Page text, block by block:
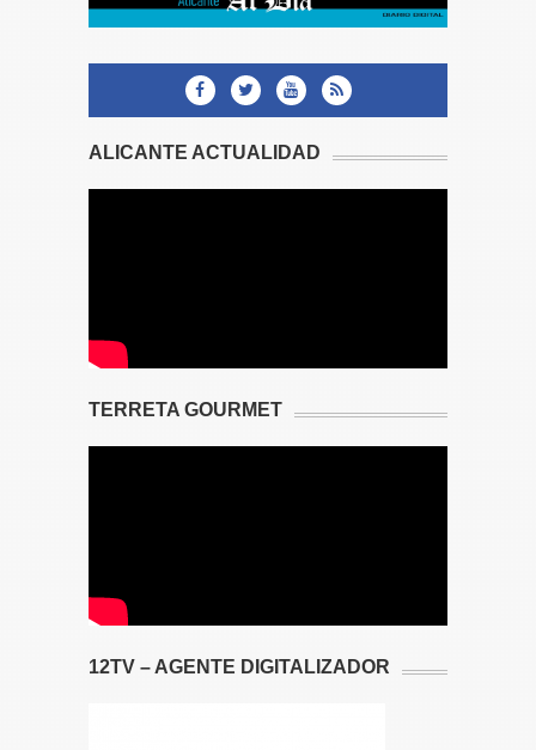
ALICANTE ACTUALIDAD
TERRETA GOURMET
12TV – AGENTE DIGITALIZADOR